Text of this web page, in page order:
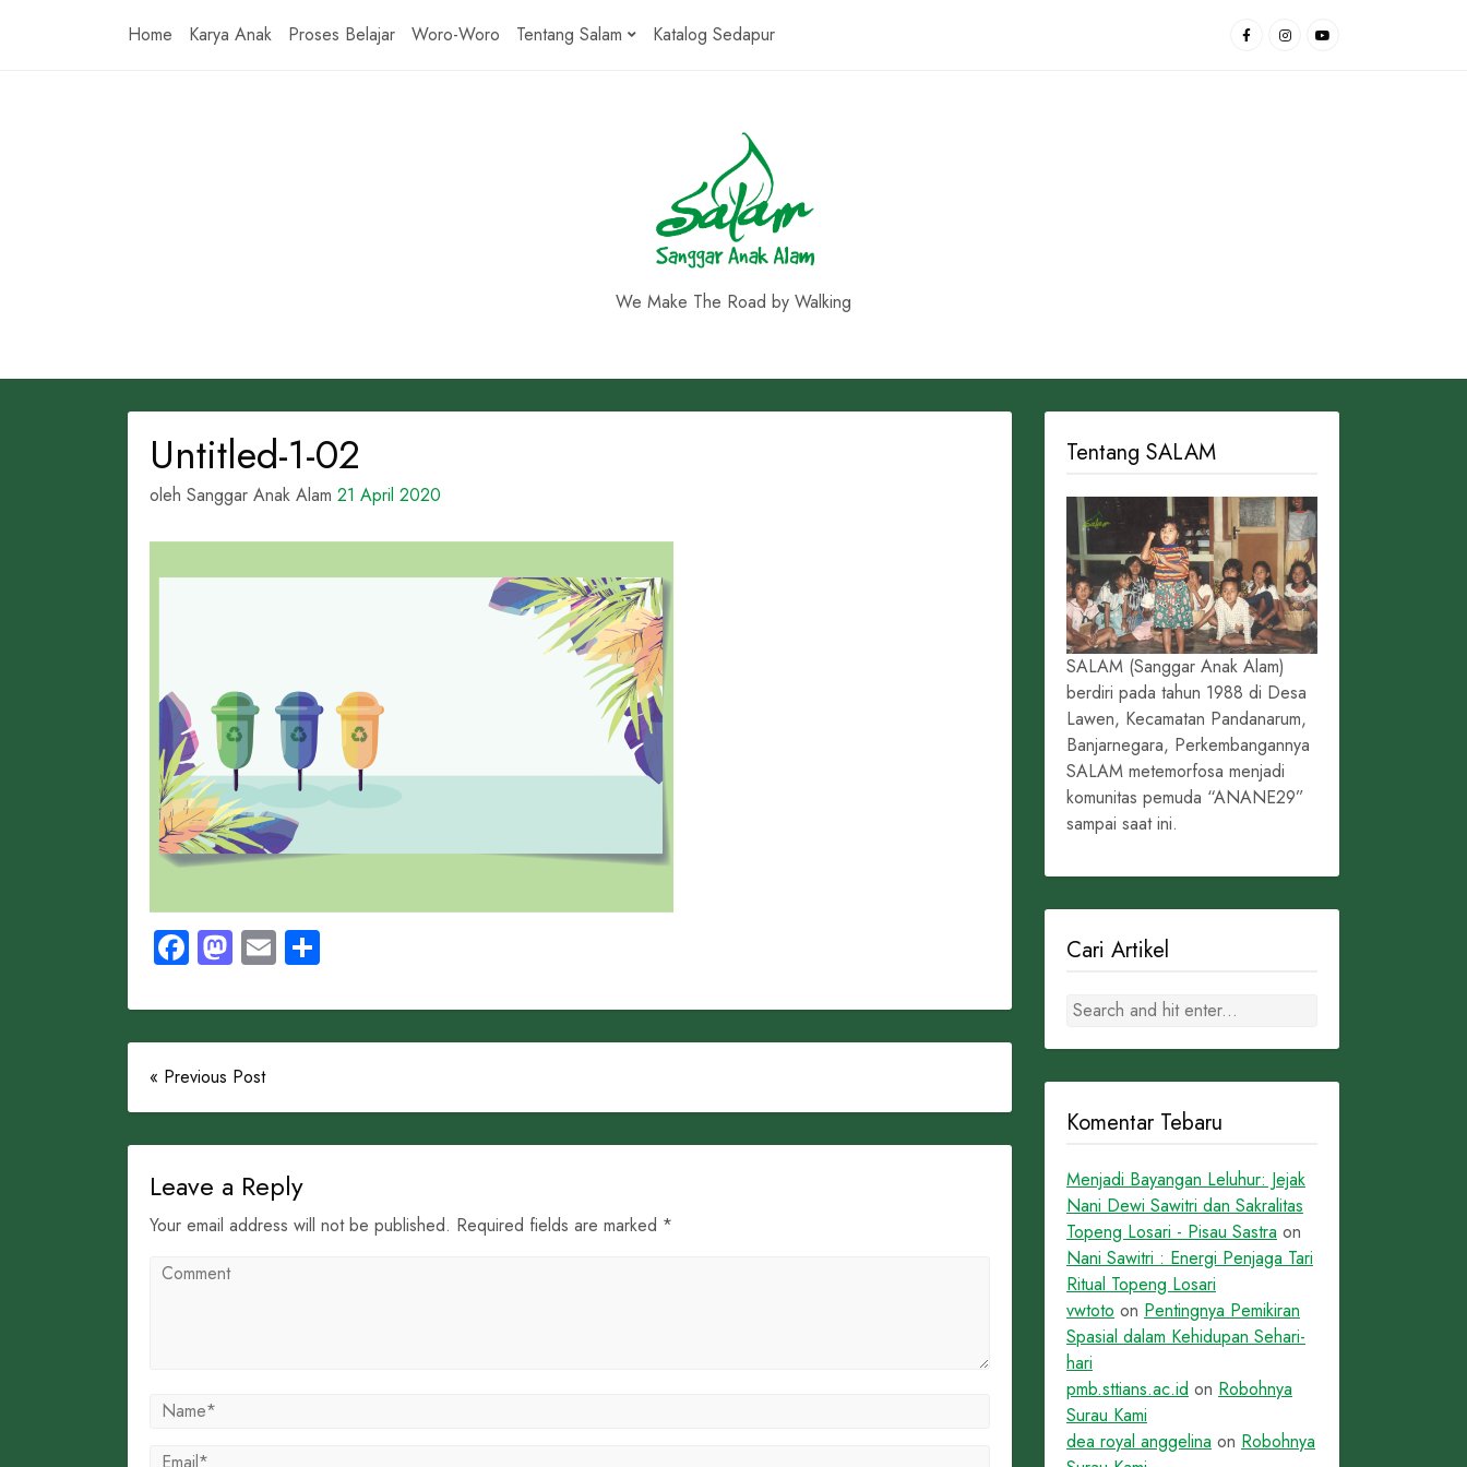
Home Karya Anak Proses Belajar Woro-Woro Tentang Salam Katalog Sedapur
We Make The Road by Walking
Untitled-1-02
oleh Sanggar Anak Alam 21 April 2020
Facebook
Mastodon
Email
« Previous Post
Leave a Reply
Your email address will not be published. Required fields are marked *
Tentang SALAM
SALAM (Sanggar Anak Alam)
berdiri pada tahun 1988 di Desa
Lawen, Kecamatan Pandanarum,
Banjarnegara, Perkembangannya
SALAM metemorfosa menjadi
komunitas pemuda “ANANE29”
sampai saat ini.
Cari Artikel
Komentar Tebaru
Menjadi Bayangan Leluhur: Jejak
Nani Dewi Sawitri dan Sakralitas
Topeng Losari - Pisau Sastra on
Nani Sawitri : Energi Penjaga Tari
Ritual Topeng Losari
vwtoto on Pentingnya Pemikiran
Spasial dalam Kehidupan Sehari-
hari
pmb.sttians.ac.id on Robohnya
Surau Kami
dea royal anggelina on Robohnya